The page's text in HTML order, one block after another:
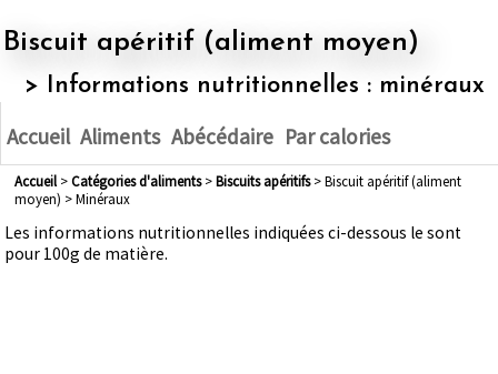
Biscuit apéritif (aliment moyen)
> Informations nutritionnelles : minéraux
Accueil Aliments Abécédaire Par calories
Accueil> Catégories d'aliments> biscuits apéritifs> Biscuit apéritif (aliment
moyen) > Minéraux
Les informations nutritionnelles indiquées ci-dessous le sont
pour 100g de matière.